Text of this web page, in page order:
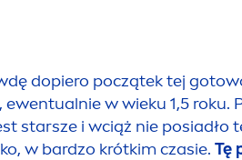
dopiero początek tej
w wieku 1,5 roku.
starsze i wciąż nie posiadło
w bardzo krótkim czasie. Tę